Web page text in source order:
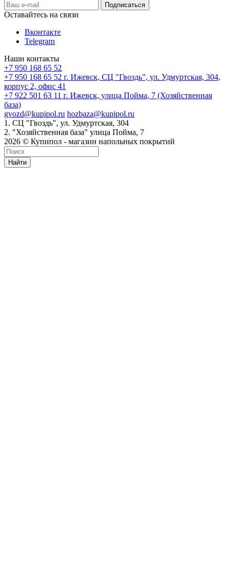
Оставайтесь на связи
Вконтакте
Telegram
Наши контакты
+7 950 168 65 52
+7 950 168 65 52 г. Ижевск, СЦ "Гвоздь", ул. Удмуртская, 304,
корпус 2, офис 41
+7 922 501 63 11 г. Ижевск, улица Пойма, 7 (Хозяйственная
база)
gvozd@kupipol.ru hozbaza@kupipol.ru
1. СЦ "Гвоздь", ул. Удмуртская, 304
2. "Хозяйственная база" улица Пойма, 7
2026 © Купипол - магазин напольных покрытий
Найти